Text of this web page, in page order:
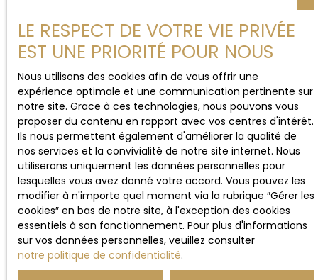
LE RESPECT DE VOTRE VIE PRIVÉE
EST UNE PRIORITÉ POUR NOUS
Nous utilisons des cookies afin de vous offrir une
expérience optimale et une communication pertinente sur
notre site. Grace à ces technologies, nous pouvons vous
proposer du contenu en rapport avec vos centres d'intérêt.
Ils nous permettent également d'améliorer la qualité de
nos services et la convivialité de notre site internet. Nous
utiliserons uniquement les données personnelles pour
lesquelles vous avez donné votre accord. Vous pouvez les
modifier à n'importe quel moment via la rubrique ″Gérer les
cookies″ en bas de notre site, à l'exception des cookies
essentiels à son fonctionnement. Pour plus d'informations
sur vos données personnelles, veuillez consulter
notre politique de confidentialité.